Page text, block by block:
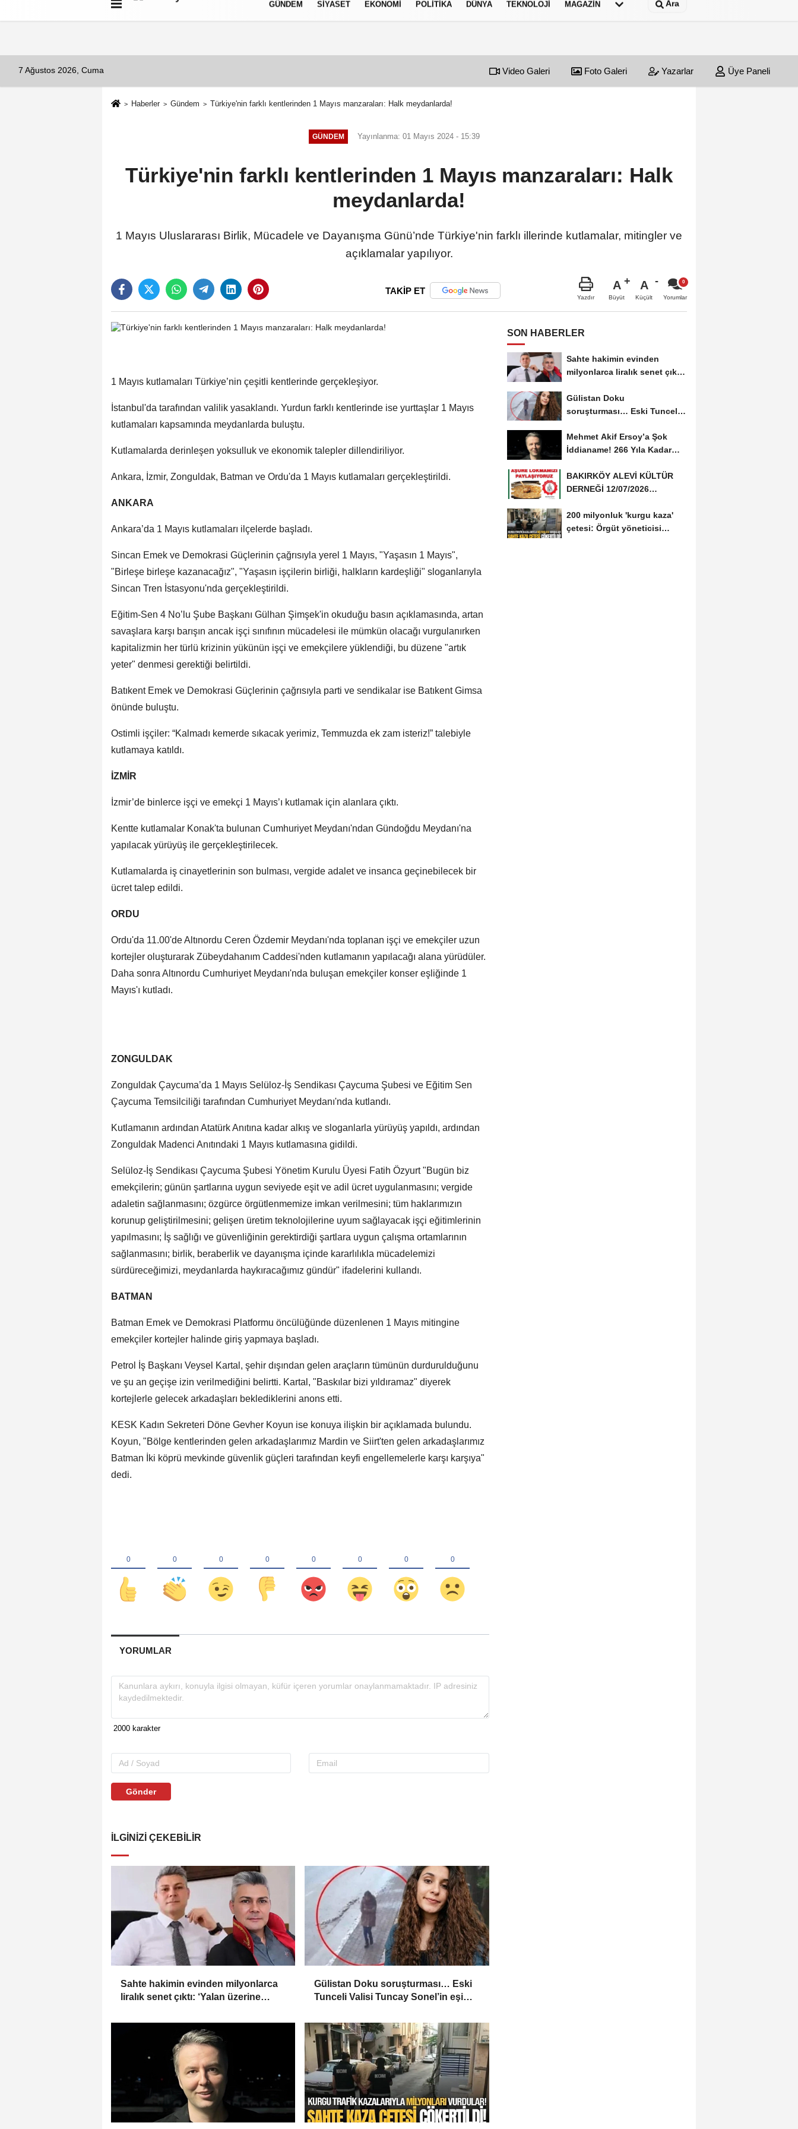
Künye
GÜNDEM SIYASET EKONOMI POLITIKA DÜNYA TEKNOLOJI MAGAZIN Ara
7 Ağustos 2026, Cuma Video Galeri Foto Galeri Yazarlar Üye Paneli
Haberler Gündem Türkiye'nin farklı kentlerinden 1 Mayıs manzaraları: Halk meydanlarda!
GÜNDEM Yayınlanma: 01 Mayıs 2024 - 15:39
Türkiye'nin farklı kentlerinden 1 Mayıs manzaraları: Halk
meydanlarda!
1 Mayıs Uluslararası Birlik, Mücadele ve Dayanışma Günü’nde Türkiye'nin farklı illerinde kutlamalar, mitingler ve
açıklamalar yapılıyor.
TAKİP ET
Yazdır
A
Büyüt
A
Küçült Yorumlar
1 Mayıs kutlamaları Türkiye’nin çeşitli kentlerinde gerçekleşiyor.
İstanbul'da tarafından valilik yasaklandı. Yurdun farklı kentlerinde ise yurttaşlar 1 Mayıs
kutlamaları kapsamında meydanlarda buluştu.
Kutlamalarda derinleşen yoksulluk ve ekonomik talepler dillendiriliyor.
Ankara, İzmir, Zonguldak, Batman ve Ordu'da 1 Mayıs kutlamaları gerçekleştirildi.
ANKARA
Ankara’da 1 Mayıs kutlamaları ilçelerde başladı.
Sincan Emek ve Demokrasi Güçlerinin çağrısıyla yerel 1 Mayıs, "Yaşasın 1 Mayıs",
"Birleşe birleşe kazanacağız", "Yaşasın işçilerin birliği, halkların kardeşliği" sloganlarıyla
Sincan Tren İstasyonu'nda gerçekleştirildi.
Eğitim-Sen 4 No’lu Şube Başkanı Gülhan Şimşek'in okuduğu basın açıklamasında, artan
savaşlara karşı barışın ancak işçi sınıfının mücadelesi ile mümkün olacağı vurgulanırken
kapitalizmin her türlü krizinin yükünün işçi ve emekçilere yüklendiği, bu düzene "artık
yeter" denmesi gerektiği belirtildi.
Batıkent Emek ve Demokrasi Güçlerinin çağrısıyla parti ve sendikalar ise Batıkent Gimsa
önünde buluştu.
Ostimli işçiler: “Kalmadı kemerde sıkacak yerimiz, Temmuzda ek zam isteriz!” talebiyle
kutlamaya katıldı.
İZMİR
İzmir’de binlerce işçi ve emekçi 1 Mayıs’ı kutlamak için alanlara çıktı.
Kentte kutlamalar Konak'ta bulunan Cumhuriyet Meydanı'ndan Gündoğdu Meydanı'na
yapılacak yürüyüş ile gerçekleştirilecek.
Kutlamalarda iş cinayetlerinin son bulması, vergide adalet ve insanca geçinebilecek bir
ücret talep edildi.
ORDU
Ordu'da 11.00'de Altınordu Ceren Özdemir Meydanı'nda toplanan işçi ve emekçiler uzun
kortejler oluşturarak Zübeydahanım Caddesi'nden kutlamanın yapılacağı alana yürüdüler.
Daha sonra Altınordu Cumhuriyet Meydanı'nda buluşan emekçiler konser eşliğinde 1
Mayıs'ı kutladı.
ZONGULDAK
Zonguldak Çaycuma’da 1 Mayıs Selüloz-İş Sendikası Çaycuma Şubesi ve Eğitim Sen
Çaycuma Temsilciliği tarafından Cumhuriyet Meydanı'nda kutlandı.
Kutlamanın ardından Atatürk Anıtına kadar alkış ve sloganlarla yürüyüş yapıldı, ardından
Zonguldak Madenci Anıtındaki 1 Mayıs kutlamasına gidildi.
Selüloz-İş Sendikası Çaycuma Şubesi Yönetim Kurulu Üyesi Fatih Özyurt "Bugün biz
emekçilerin; günün şartlarına uygun seviyede eşit ve adil ücret uygulanmasını; vergide
adaletin sağlanmasını; özgürce örgütlenmemize imkan verilmesini; tüm haklarımızın
korunup geliştirilmesini; gelişen üretim teknolojilerine uyum sağlayacak işçi eğitimlerinin
yapılmasını; İş sağlığı ve güvenliğinin gerektirdiği şartlara uygun çalışma ortamlarının
sağlanmasını; birlik, beraberlik ve dayanışma içinde kararlılıkla mücadelemizi
sürdüreceğimizi, meydanlarda haykıracağımız gündür" ifadelerini kullandı.
BATMAN
Batman Emek ve Demokrasi Platformu öncülüğünde düzenlenen 1 Mayıs mitingine
emekçiler kortejler halinde giriş yapmaya başladı.
Petrol İş Başkanı Veysel Kartal, şehir dışından gelen araçların tümünün durdurulduğunu
ve şu an geçişe izin verilmediğini belirtti. Kartal, "Baskılar bizi yıldıramaz" diyerek
kortejlerle gelecek arkadaşları beklediklerini anons etti.
KESK Kadın Sekreteri Döne Gevher Koyun ise konuya ilişkin bir açıklamada bulundu.
Koyun, "Bölge kentlerinden gelen arkadaşlarımız Mardin ve Siirt'ten gelen arkadaşlarımız
Batman İki köprü mevkinde güvenlik güçleri tarafından keyfi engellemelerle karşı karşıya"
dedi.
YORUMLAR
Gönder
İLGINIZI ÇEKEBILIR
Sahte hakimin evinden milyonlarca
liralık senet çıktı: ‘Yalan üzerine
Gülistan Doku soruşturması… Eski
Tunceli Valisi Tuncay Sonel’in eşi
SON HABERLER
Sahte hakimin evinden
milyonlarca liralık senet çıktı:
Gülistan Doku
soruşturması… Eski Tunceli
Mehmet Akif Ersoy’a Şok
İddianame! 266 Yıla Kadar
BAKIRKÖY ALEVİ KÜLTÜR
DERNEĞİ 12/07/2026
DAVETİNE...
200 milyonluk 'kurgu kaza'
çetesi: Örgüt yöneticisi